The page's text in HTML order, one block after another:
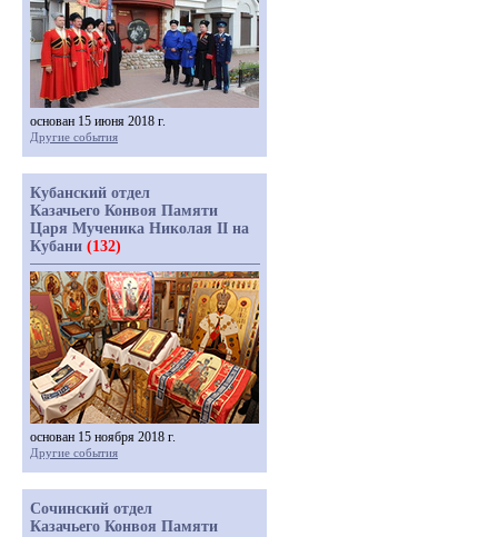
основан 15 июня 2018 г.
Другие события
Кубанский отдел
Казачьего Конвоя Памяти
Царя Мученика Николая II на
Кубани (132)
основан 15 ноября 2018 г.
Другие события
Сочинский отдел
Казачьего Конвоя Памяти